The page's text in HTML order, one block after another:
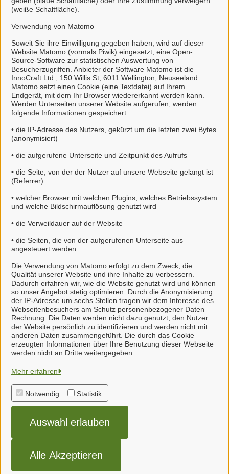
(weiße Schaltfläche).
Verwendung von Matomo
Soweit Sie ihre Einwilligung gegeben haben, wird auf dieser
Website Matomo (vormals Piwik) eingesetzt, eine Open-
Source-Software zur statistischen Auswertung von
Besucherzugriffen. Anbieter der Software Matomo ist die
InnoCraft Ltd., 150 Willis St, 6011 Wellington, Neuseeland.
Matomo setzt einen Cookie (eine Textdatei) auf Ihrem
Endgerät, mit dem Ihr Browser wiedererkannt werden kann.
Werden Unterseiten unserer Website aufgerufen, werden
folgende Informationen gespeichert:
• die IP-Adresse des Nutzers, gekürzt um die letzten zwei Bytes
(anonymisiert)
• die aufgerufene Unterseite und Zeitpunkt des Aufrufs
• die Seite, von der der Nutzer auf unsere Webseite gelangt ist
(Referrer)
• welcher Browser mit welchen Plugins, welches Betriebssystem
und welche Bildschirmauflösung genutzt wird
• die Verweildauer auf der Website
• die Seiten, die von der aufgerufenen Unterseite aus
angesteuert werden
Die Verwendung von Matomo erfolgt zu dem Zweck, die
Qualität unserer Website und ihre Inhalte zu verbessern.
Dadurch erfahren wir, wie die Website genutzt wird und können
so unser Angebot stetig optimieren. Durch die Anonymisierung
der IP-Adresse um sechs Stellen tragen wir dem Interesse des
Webseitenbesuchers am Schutz personenbezogener Daten
Rechnung. Die Daten werden nicht dazu genutzt, den Nutzer
der Website persönlich zu identifizieren und werden nicht mit
anderen Daten zusammengeführt. Die durch das Cookie
erzeugten Informationen über Ihre Benutzung dieser Webseite
werden nicht an Dritte weitergegeben.
Mehr erfahren
Notwendig Statistik
Auswahl erlauben
Alle Akzeptieren
Kontakt
Zum Kontaktformular
Bürgerbüro Neuenkirchen
Kontaktpersonen
Sachbearbeiter /-in
Frau Krüger
Frau Riebesehl
Sachbearbeiter /-in
Herr Korell
Gemeinde Neuenkirchen
Alle Rechte vorbehalten
Datenschutzerklärung